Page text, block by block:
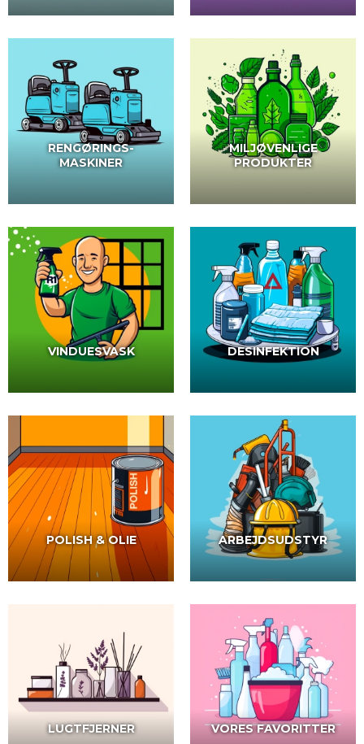
RENGØRINGS-
MASKINER
MILJØVENLIGE
PRODUKTER
VINDUESVASK DESINFEKTION
POLISH & OLIE ARBEJDSUDSTYR
LUGTFJERNER VORES FAVORITTER